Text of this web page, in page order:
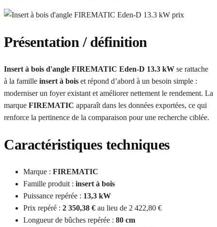
Présentation / définition
Insert à bois d'angle FIREMATIC Eden-D 13.3 kW se rattache
à la famille insert à bois et répond d’abord à un besoin simple :
moderniser un foyer existant et améliorer nettement le rendement. La
marque FIREMATIC apparaît dans les données exportées, ce qui
renforce la pertinence de la comparaison pour une recherche ciblée.
Caractéristiques techniques
Marque : FIREMATIC
Famille produit : insert à bois
Puissance repérée : 13,3 kW
Prix repéré : 2 350,38 € au lieu de 2 422,80 €
Longueur de bûches repérée : 80 cm